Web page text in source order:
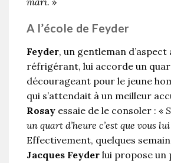
A l’école de Feyder
Feyder, un gentleman d’aspect
réfrigérant, lui accorde un quart
décourageant pour le jeune
qui s’attendait à un meilleur
Rosay essaie de le consoler : «
un quart d’heure c’est que vous
Effectivement, quelques
Jacques Feyder lui propose un